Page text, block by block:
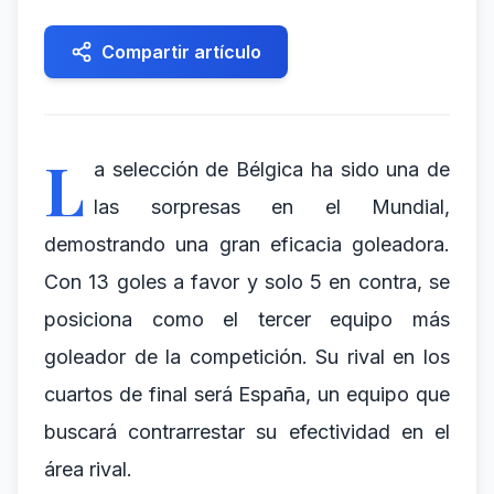
Compartir artículo
L a selección de Bélgica ha sido una de
las sorpresas en el Mundial,
demostrando una gran eficacia goleadora.
Con 13 goles a favor y solo 5 en contra, se
posiciona como el tercer equipo más
goleador de la competición. Su rival en los
cuartos de final será España, un equipo que
buscará contrarrestar su efectividad en el
área rival.